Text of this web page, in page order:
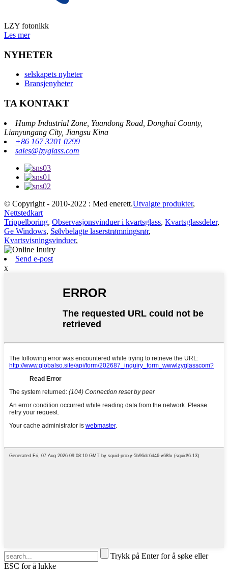
LZY fotonikk
Les mer
NYHETER
selskapets nyheter
Bransjenyheter
TA KONTAKT
Hump ​​Industrial Zone, Yuandong Road, Donghai County,
Lianyungang City, Jiangsu Kina
+86 167 3201 0299
sales@lzyglass.com
© Copyright - 2010-2022 : Med enerett.Utvalgte produkter,
Nettstedkart
Trippelboring, Observasjonsvinduer i kvartsglass, Kvartsglassdeler,
Ge Windows, Sølvbelagte laserstrømningsrør,
Kvartsvisningsvinduer,
Send e-post
x
Trykk på Enter for å søke eller
ESC for å lukke